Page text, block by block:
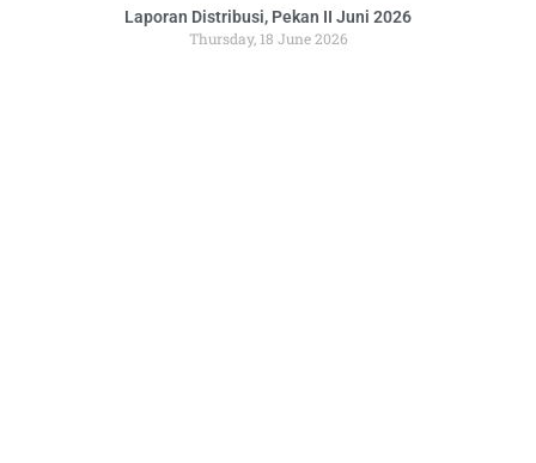
Laporan Distribusi, Pekan II Juni 2026
Thursday, 18 June 2026